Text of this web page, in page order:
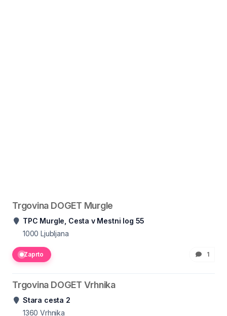
Trgovina DOGET Murgle
TPC Murgle, Cesta v Mestni log 55
1000 Ljubljana
Zaprto 1
Trgovina DOGET Vrhnika
Stara cesta 2
1360 Vrhnika